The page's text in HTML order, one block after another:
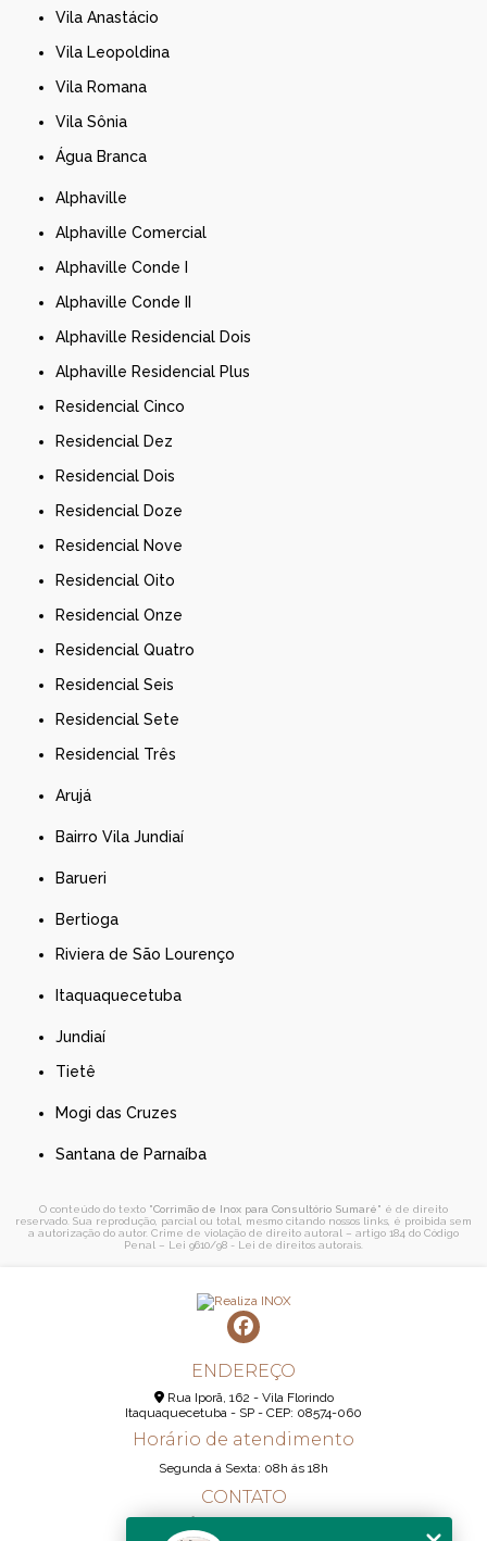
Vila Anastácio
Vila Leopoldina
Vila Romana
Vila Sônia
Água Branca
Alphaville
Alphaville Comercial
Alphaville Conde I
Alphaville Conde II
Alphaville Residencial Dois
Alphaville Residencial Plus
Residencial Cinco
Residencial Dez
Residencial Dois
Residencial Doze
Residencial Nove
Residencial Oito
Residencial Onze
Residencial Quatro
Residencial Seis
Residencial Sete
Residencial Três
Arujá
Bairro Vila Jundiaí
Barueri
Bertioga
Riviera de São Lourenço
Itaquaquecetuba
Jundiaí
Tietê
Mogi das Cruzes
Santana de Parnaíba
O conteúdo do texto "Corrimão de Inox para Consultório Sumaré" é de direito
reservado. Sua reprodução, parcial ou total, mesmo citando nossos links, é proibida sem
a autorização do autor. Crime de violação de direito autoral – artigo 184 do Código
Penal – Lei 9610/98 - Lei de direitos autorais.
ENDEREÇO
Rua Iporã, 162 - Vila Florindo
Itaquaquecetuba - SP - CEP: 08574-060
Horário de atendimento
Segunda á Sexta: 08h ás 18h
CONTATO